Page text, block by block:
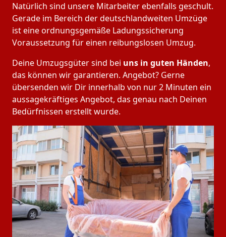
Natürlich sind unsere Mitarbeiter ebenfalls geschult.
Gerade im Bereich der deutschlandweiten Umzüge
ist eine ordnungsgemäße Ladungssicherung
Voraussetzung für einen reibungslosen Umzug.
Deine Umzugsgüter sind bei uns in guten Händen,
das können wir garantieren. Angebot? Gerne
übersenden wir Dir innerhalb von nur 2 Minuten ein
aussagekräftiges Angebot, das genau nach Deinen
Bedürfnissen erstellt wurde.